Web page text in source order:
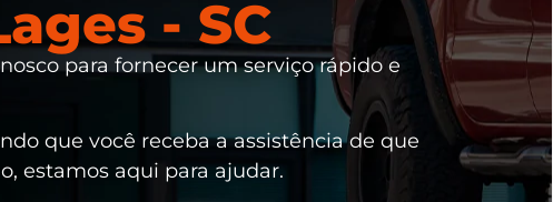
- SC
para fornecer um serviço rápido e
que você receba a assistência de que
estamos aqui para ajudar.